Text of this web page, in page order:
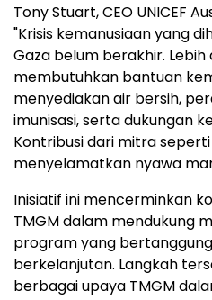
Tony Stuart, CEO UNICEF
"Krisis kemanusiaan yang
Gaza belum berakhir. Lebih
membutuhkan bantuan
menyediakan air bersih,
imunisasi, serta dukungan
Kontribusi dari mitra
menyelamatkan nyawa
Inisiatif ini mencerminkan
TMGM dalam mendukung
program yang
berkelanjutan. Langkah
berbagai upaya TMGM